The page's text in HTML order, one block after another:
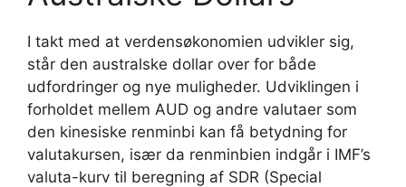
I takt med at verdensøkonomien udvikler sig,
står den australske dollar over for både
udfordringer og nye muligheder. Udviklingen i
forholdet mellem AUD og andre valutaer som
den kinesiske renminbi kan få betydning for
valutakursen, især da renminbien indgår i IMF’s
valuta-kurv til beregning af SDR (Special